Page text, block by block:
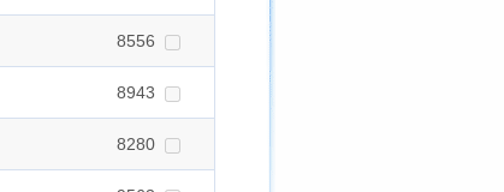
8556
8943
8280